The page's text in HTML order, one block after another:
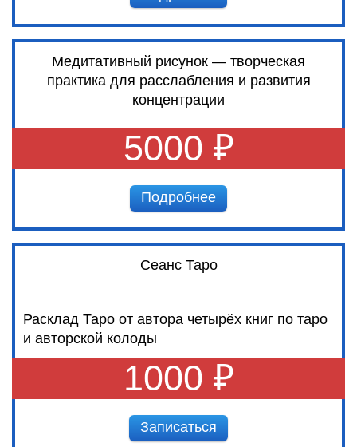
Медитативный рисунок — творческая
практика для расслабления и развития
концентрации
5000 ₽
Подробнее
Сеанс Таро
Расклад Таро от автора четырёх книг по таро
и авторской колоды
1000 ₽
Записаться